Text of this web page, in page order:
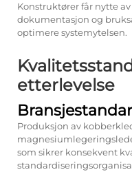
Konstruktører får nytte
dokumentasjon og
optimere systemytelsen.
etterlevelse
Produksjon av
som sikrer konsekvent